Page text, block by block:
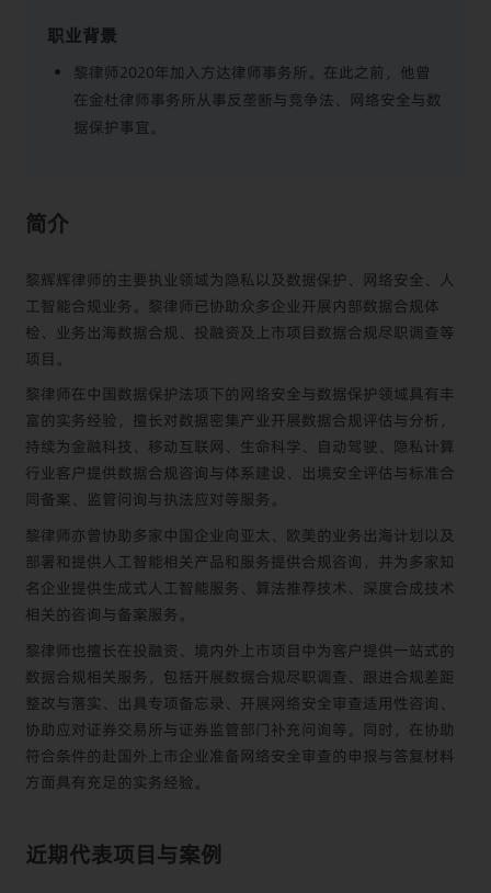
职业背景
黎律师2020年加入方达律师事务所。在此之前，他曾
在金杜律师事务所从事反垄断与竞争法、网络安全与数
据保护事宜。
简介
黎辉辉律师的主要执业领域为隐私以及数据保护、网络安全、人
工智能合规业务。黎律师已协助众多企业开展内部数据合规体
检、业务出海数据合规、投融资及上市项目数据合规尽职调查等
项目。
黎律师在中国数据保护法项下的网络安全与数据保护领域具有丰
富的实务经验，擅长对数据密集产业开展数据合规评估与分析，
持续为金融科技、移动互联网、生命科学、自动驾驶、隐私计算
行业客户提供数据合规咨询与体系建设、出境安全评估与标准合
同备案、监管问询与执法应对等服务。
黎律师亦曾协助多家中国企业向亚太、欧美的业务出海计划以及
部署和提供人工智能相关产品和服务提供合规咨询，并为多家知
名企业提供生成式人工智能服务、算法推荐技术、深度合成技术
相关的咨询与备案服务。
黎律师也擅长在投融资、境内外上市项目中为客户提供一站式的
数据合规相关服务，包括开展数据合规尽职调查、跟进合规差距
整改与落实、出具专项备忘录、开展网络安全审查适用性咨询、
协助应对证券交易所与证券监管部门补充问询等。同时，在协助
符合条件的赴国外上市企业准备网络安全审查的申报与答复材料
方面具有充足的实务经验。
近期代表项目与案例